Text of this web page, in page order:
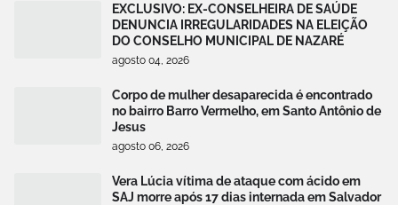
EXCLUSIVO: EX-CONSELHEIRA DE SAÚDE
DENUNCIA IRREGULARIDADES NA ELEIÇÃO
DO CONSELHO MUNICIPAL DE NAZARÉ
agosto 04, 2026
Corpo de mulher desaparecida é encontrado
no bairro Barro Vermelho, em Santo Antônio de
Jesus
agosto 06, 2026
Vera Lúcia vítima de ataque com ácido em
SAJ morre após 17 dias internada em Salvador